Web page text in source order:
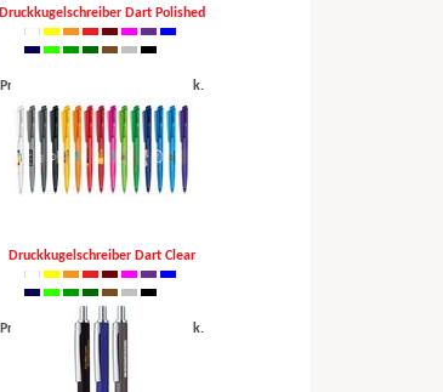
Druckkugelschreiber Dart Polished
Preis auf Anfrage, mind. 1000 Stk.
Druckkugelschreiber Dart Clear
transparentes Gehäuse
Preis auf Anfrage, mind. 1000 Stk.